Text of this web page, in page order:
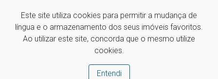
Este site utiliza cookies para permitir a mudança de
língua e o armazenamento dos seus imóveis favoritos.
Ao utilizar este site, concorda que o mesmo utilize
cookies.
Entendi